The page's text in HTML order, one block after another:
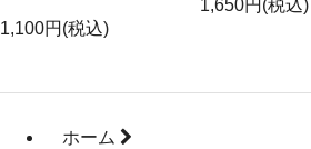
1,100円(税込)
1,650円(税込)
ホーム